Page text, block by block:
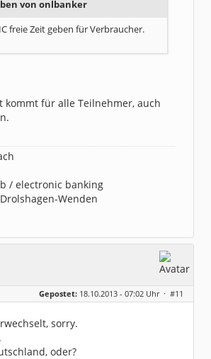
von onlbanker
freie Zeit geben für Verbraucher.
kommt für alle Teilnehmer, auch
/ electronic banking
Wenden
Gepostet: 18.10.2013 - 07:02 Uhr · #11
sorry.
oder?